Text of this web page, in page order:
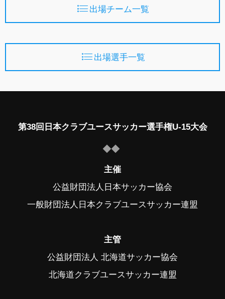
出場チーム一覧
出場選手一覧
第38回日本クラブユースサッカー選手権U-15大会
主催
公益財団法人日本サッカー協会
一般財団法人日本クラブユースサッカー連盟
主管
公益財団法人 北海道サッカー協会
北海道クラブユースサッカー連盟